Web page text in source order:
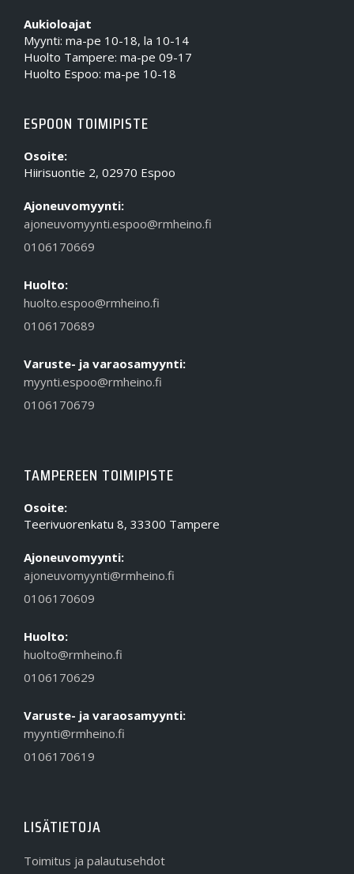
Aukioloajat
Myynti: ma-pe 10-18, la 10-14
Huolto Tampere: ma-pe 09-17
Huolto Espoo: ma-pe 10-18
ESPOON TOIMIPISTE
Osoite:
Hiirisuontie 2, 02970 Espoo
Ajoneuvomyynti:
ajoneuvomyynti.espoo@rmheino.fi
0106170669
Huolto:
huolto.espoo@rmheino.fi
0106170689
Varuste- ja varaosamyynti:
myynti.espoo@rmheino.fi
0106170679
TAMPEREEN TOIMIPISTE
Osoite:
Teerivuorenkatu 8, 33300 Tampere
Ajoneuvomyynti:
ajoneuvomyynti@rmheino.fi
0106170609
Huolto:
huolto@rmheino.fi
0106170629
Varuste- ja varaosamyynti:
myynti@rmheino.fi
0106170619
LISÄTIETOJA
Toimitus ja palautusehdot